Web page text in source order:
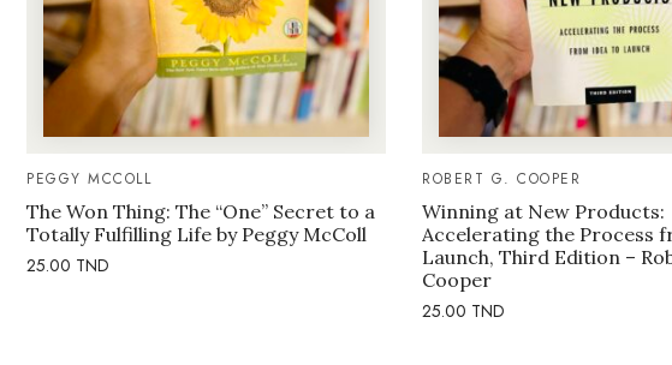
PEGGY MCCOLL
The Won Thing: The “One” Secret to a
Totally Fulfilling Life by Peggy McColl
25.00 TND
ROBERT G. COOPER
Winning at New Products:
Accelerating the Process
Launch, Third Edition –
Cooper
25.00 TND